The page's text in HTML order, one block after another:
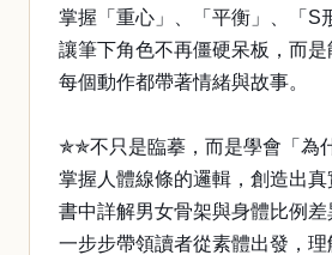
掌握「重心」、「平衡」、「S
讓筆下角色不再僵硬呆板，而
每個動作都帶著情緒與故事。
✯✯不只是臨摹，而是學會「為
掌握人體線條的邏輯，創造出真
書中詳解男女骨架與身體比例
一步步帶領讀者從素體出發，理